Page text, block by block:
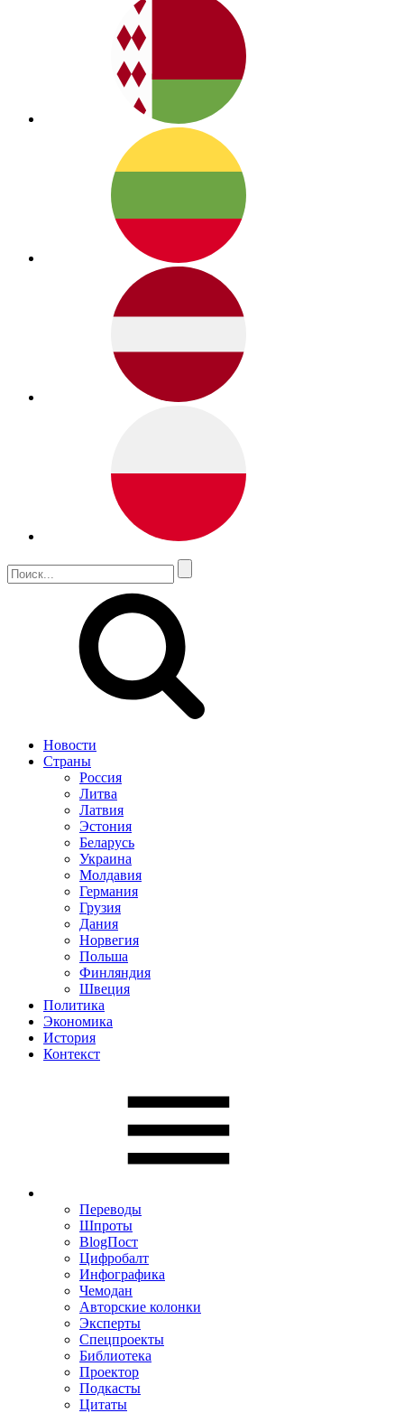
Новости
Страны
Россия
Литва
Латвия
Эстония
Беларусь
Украина
Молдавия
Германия
Грузия
Дания
Норвегия
Польша
Финляндия
Швеция
Политика
Экономика
История
Контекст
Переводы
Шпроты
BlogПост
Цифробалт
Инфографика
Чемодан
Авторские колонки
Эксперты
Спецпроекты
Библиотека
Проектор
Подкасты
Цитаты